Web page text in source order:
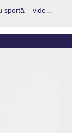
sportistu paaudze